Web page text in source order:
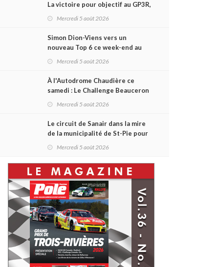
La victoire pour objectif au GP3R,
dans trois séries différentes
Mercredi 5 août 2026
Simon Dion-Viens vers un
nouveau Top 6 ce week-end au
GP3R, en série NASCAR Canada ?
Mercredi 5 août 2026
À l'Autodrome Chaudière ce
samedi : Le Challenge Beauceron
200 pourrait bouleverser le
Mercredi 5 août 2026
Le circuit de Sanair dans la mire
de la municipalité de St-Pie pour
être rayé de la carte !
Mercredi 5 août 2026